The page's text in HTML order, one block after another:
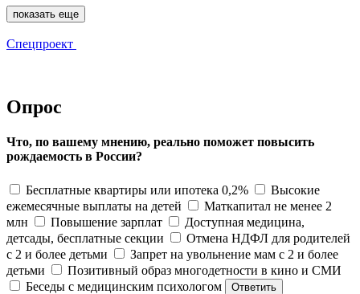
показать еще
Спецпроект
Опрос
Что, по вашему мнению, реально поможет повысить
рождаемость в России?
Бесплатные квартиры или ипотека 0,2%
Высокие
ежемесячные выплаты на детей
Маткапитал не менее 2
млн
Повышение зарплат
Доступная медицина,
детсады, бесплатные секции
Отмена НДФЛ для родителей
с 2 и более детьми
Запрет на увольнение мам с 2 и более
детьми
Позитивный образ многодетности в кино и СМИ
Беседы с медицинским психологом